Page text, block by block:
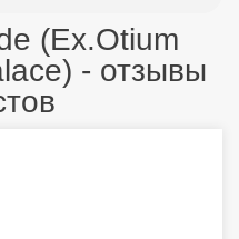
(Ex.Otium
- отзывы